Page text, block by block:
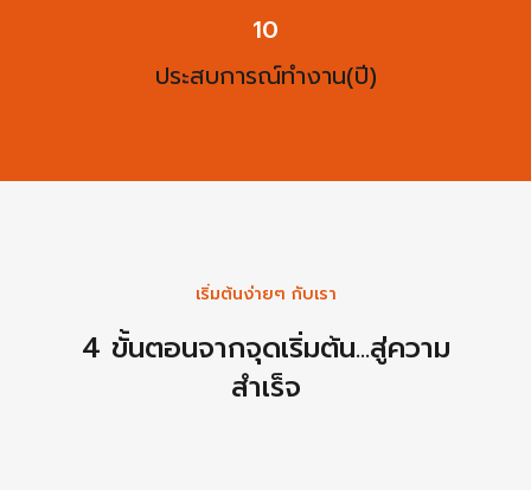
13
ประสบการณ์ทำงาน(ปี)
เริ่มต้นง่ายๆ กับเรา
4 ขั้นตอนจากจุดเริ่มต้น...สู่ความ
สำเร็จ